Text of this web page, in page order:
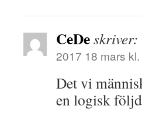
CeDeskriver:
2017 18 mars
Det vi
en logisk